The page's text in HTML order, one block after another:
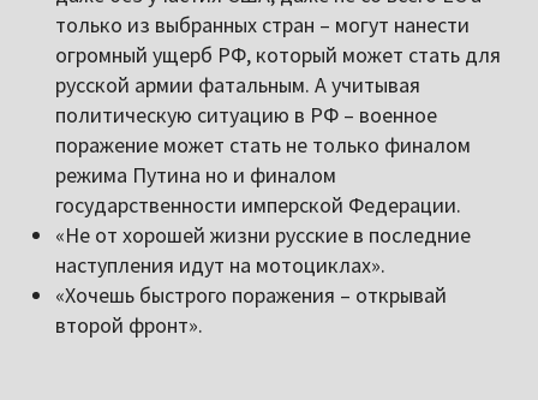
только из выбранных стран – могут нанести
огромный ущерб РФ, который может стать для
русской армии фатальным. А учитывая
политическую ситуацию в РФ – военное
поражение может стать не только финалом
режима Путина но и финалом
государственности имперской Федерации.
«Не от хорошей жизни русские в последние
наступления идут на мотоциклах».
«Хочешь быстрого поражения – открывай
второй фронт».